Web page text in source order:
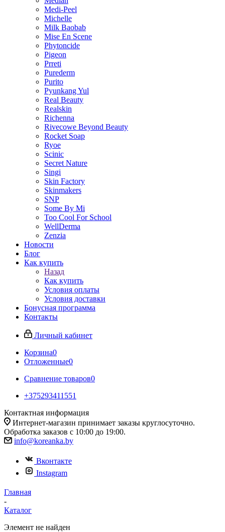
Medi-Peel
Michelle
Milk Baobab
Mise En Scene
Phytoncide
Pigeon
Prreti
Purederm
Purito
Pyunkang Yul
Real Beauty
Realskin
Richenna
Rivecowe Beyond Beauty
Rocket Soap
Ryoe
Scinic
Secret Nature
Singi
Skin Factory
Skinmakers
SNP
Some By Mi
Too Cool For School
WellDerma
Zenzia
Новости
Блог
Как купить
Назад
Как купить
Условия оплаты
Условия доставки
Бонусная программа
Контакты
Личный кабинет
Корзина0
Отложенные0
Сравнение товаров0
+375293411551
Контактная информация
Интернет-магазин принимает заказы круглосуточно.
Обработка заказов с 10:00 до 19:00.
info@koreanka.by
Вконтакте
Instagram
Главная
-
Каталог
Элемент не найден